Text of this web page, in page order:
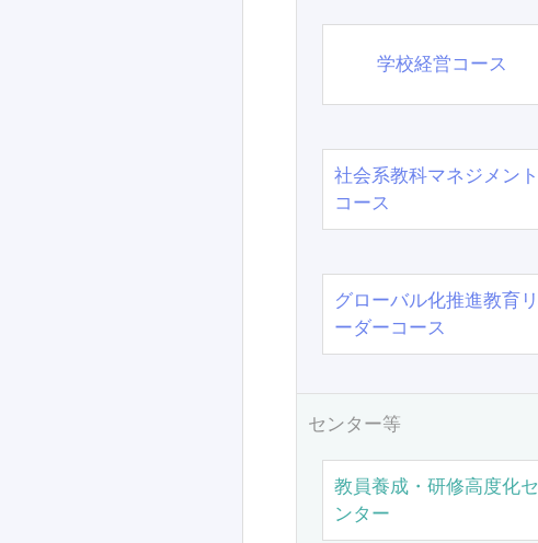
学校経営コース
社会系教科マネジメント
コース
グローバル化推進教育リ
ーダーコース
センター等
教員養成・研修高度化セ
ンター